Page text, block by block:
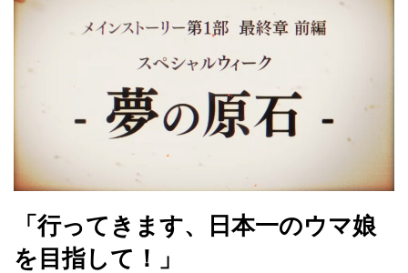
「行ってきます、日本一のウマ娘
を目指して！」